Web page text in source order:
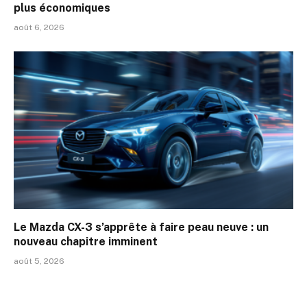
plus économiques
août 6, 2026
Le Mazda CX-3 s’apprête à faire peau neuve : un
nouveau chapitre imminent
août 5, 2026